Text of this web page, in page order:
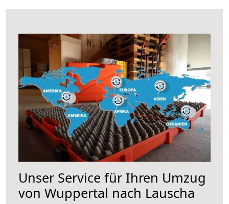
Unser Service für Ihren Umzug
von Wuppertal nach Lauscha